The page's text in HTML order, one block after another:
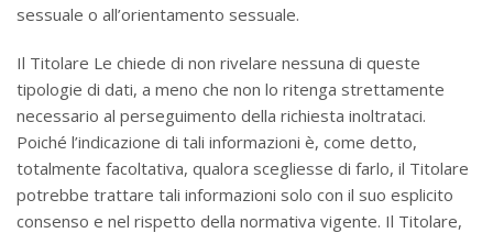
sessuale o all’orientamento sessuale.
Il Titolare Le chiede di non rivelare nessuna di queste
tipologie di dati, a meno che non lo ritenga strettamente
necessario al perseguimento della richiesta inoltrataci.
Poiché l’indicazione di tali informazioni è, come detto,
totalmente facoltativa, qualora scegliesse di farlo, il Titolare
potrebbe trattare tali informazioni solo con il suo esplicito
consenso e nel rispetto della normativa vigente. Il Titolare,